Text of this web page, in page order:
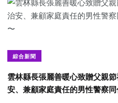
綜合新聞
雲林縣長張麗善暖心致贈父親
安、兼顧家庭責任的男性警察